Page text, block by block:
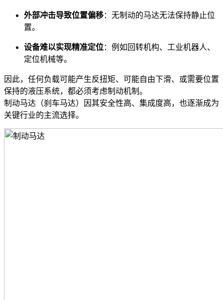
外部冲击导致位置偏移：无制动的马达无法保持静止位
置。
设备难以实现精准定位：例如回转机构、工业机器人、
定位机械等。
因此，任何负载可能产生反扭矩、可能自由下滑、或需要位置
保持的液压系统，都必须考虑制动机制。
制动马达（刹车马达）因其安全性高、集成度高，也逐渐成为
关键行业的主流选择。